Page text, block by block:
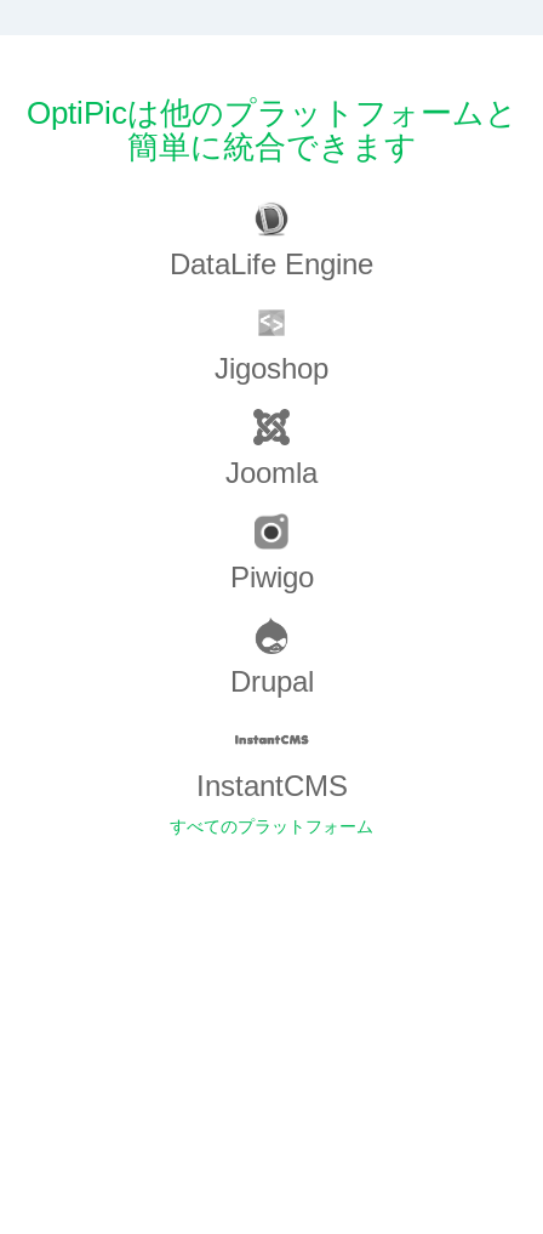
OptiPicは他のプラットフォームと
簡単に統合できます
DataLife Engine
Jigoshop
Joomla
Piwigo
Drupal
InstantCMS
すべてのプラットフォーム